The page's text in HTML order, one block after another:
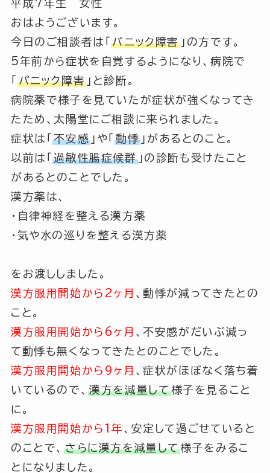
平成7年生 女性
おはようございます。
今日のご相談者は「パニック障害 」の方です。
5年前から症状を自覚するようになり、病院で
パニック障害 」 と診断。
病院薬で様子を見ていたが症状が強くなってき
たため、太陽堂にご相談に来られました。
症状は
「不安感 」 や 「動悸 」 があるとのこと。
以前は「過敏性腸症候群」の診断も受けたこと
があるとのことでした。
漢方薬は、
・自律神経を整える漢方薬
・気や水の巡りを整える漢方薬
をお渡ししました。
漢方服用開始から2ヶ月 、動悸が減ってきたとの
こと。
漢方服用開始から6ヶ月 、不安感がだいぶ減っ
て動悸も無くなってきたとのことでした。
漢方服用開始から9ヶ月 、症状がほぼなく落ち着
いているので、漢方を減量して様子を見ること
に。
漢方服用開始から1年 、安定して過ごせていると
のことで、
さらに漢方を減量して様子をみるこ
とになりました。